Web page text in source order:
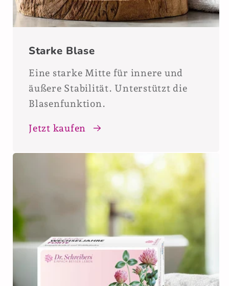
Starke Blase
Eine starke Mitte für innere und
äußere Stabilität. Unterstützt die
Blasenfunktion.
Jetzt kaufen